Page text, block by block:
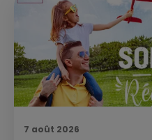
7 août 2026